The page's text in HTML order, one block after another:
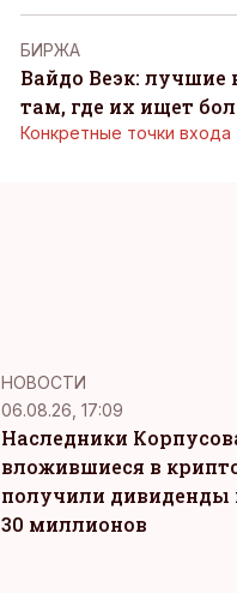
БИРЖА
Вайдо Веэк: лучшие
там, где их ищет
Конкретные точки входа
НОВОСТИ
06.08.26, 17:09
Наследники
вложившиеся в
получили дивиденды
30 миллионов